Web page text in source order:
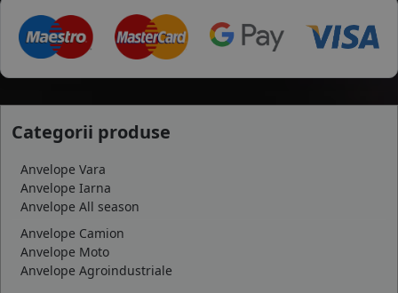
Categorii produse
Anvelope Vara
Anvelope Iarna
Anvelope All season
Anvelope Camion
Anvelope Moto
Anvelope Agroindustriale